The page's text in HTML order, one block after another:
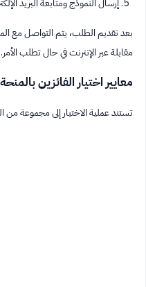
بعد تقديم الطلب، يتم التواصل مع
مقابلة عبر الإنترنت في حال تطلب الأمر.
معايير اختيار الفائزين بالمنحة
تستند عملية الاختيار إلى مجموعة من